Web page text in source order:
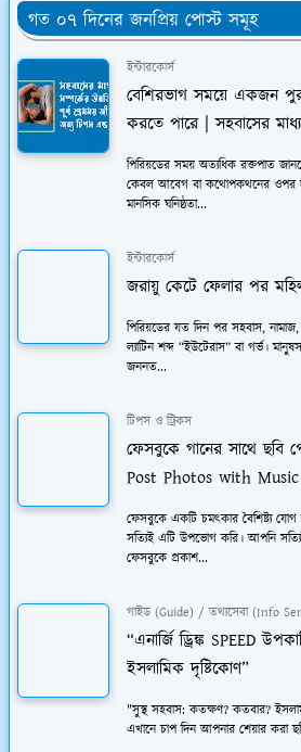
গত ০৭ দিনের জনপ্রিয় পোস্ট সমূহ
ইন্টারকোর্স
বেশিরভাগ সময়ে একজন
করতে পারে | সহবাসের
পিরিয়ডের সময় অত্যধিক রক্তপাত
কেবল আবেগ বা কথোপকথনের ওপর
মানসিক ঘনিষ্ঠতা...
ইন্টারকোর্স
জরায়ু কেটে ফেলার পর
পিরিয়ডের যত দিন পর সহবাস,
ল্যাটিন শব্দ “ইউটেরাস” বা গর্ভ।
জননত...
টিপস ও ট্রিকস
ফেসবুকে গানের সাথে
Post Photos with Music
ফেসবুকে একটি চমত্কার বৈশিষ্ট্য যোগ
সত্যিই এটি উপভোগ করি। আপনি
ফেসবুকে প্রকাশ...
গাইড (Guide) / তথ্যসেবা (Info
“এনার্জি ড্রিঙ্ক SPEED
ইসলামিক দৃষ্টিকোণ”
"সুস্থ সহবাস: কতক্ষণ? কতবার?
এখানে চাপ দিন আপনার শেয়ার করা